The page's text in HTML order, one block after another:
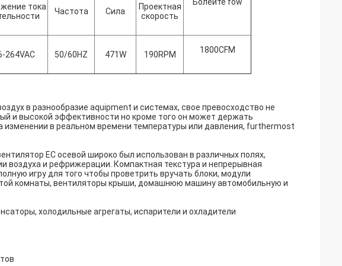
тока
Частота Сила
Проектная
скорость
264VAC 50/60HZ 471W 190RPM 1800CFM
в разнообразие aquipment и системах, свое превосходство не
и высокой эффективности но кроме того он может держать
изменении в реальном времени температуры или давления, furthermost
EC осевой широко был использован в различных полях,
воздуха и рефрижерации. Компактная текстура и непрерывная
игру для того чтобы проветрить вручать блоки, модули
комнаты, вентиляторы крыши, домашнюю машину автомобильную и
холодильные агрегаты, испарители и охладители